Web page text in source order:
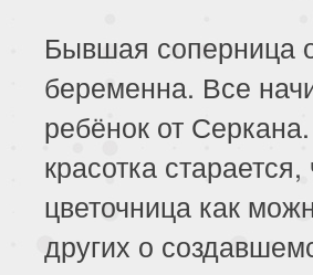
Бывшая соперница
беременна. Все
ребёнок от
красотка
цветочница как
других о